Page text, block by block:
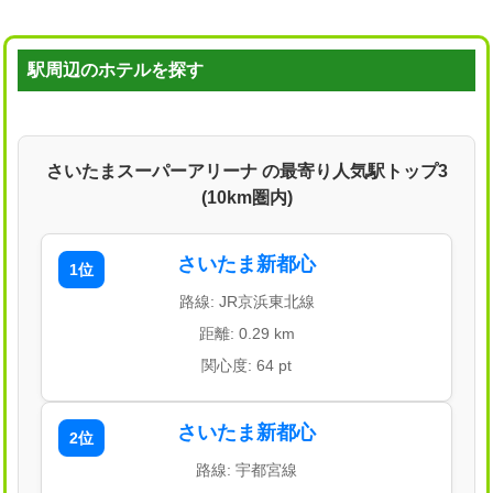
駅周辺のホテルを探す
さいたまスーパーアリーナ の最寄り人気駅トップ3
(10km圏内)
1位 さいたま新都心
路線: JR京浜東北線
距離: 0.29 km
関心度: 64 pt
2位 さいたま新都心
路線: 宇都宮線